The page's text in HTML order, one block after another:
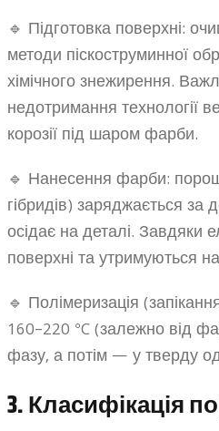
🔹 Підготовка поверхні:
методи піскоструминної
хімічного знежирення.
недотримання технології
корозії під шаром фарби.
🔹 Нанесення фарби:
гібридів) заряджається за
осідає на деталі. Завдяки
поверхні та утримуються
🔹 Полімеризація
160–220 °C (залежно від
фазу, а потім — у тверду
3. Класифікація